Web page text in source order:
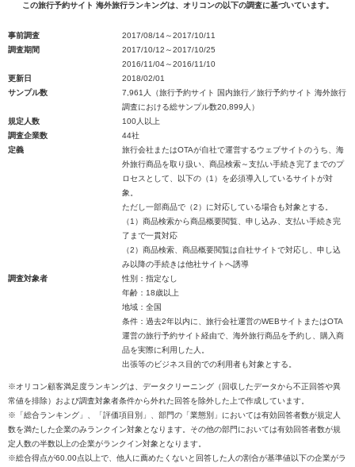
この旅行予約サイト 海外旅行ランキングは、オリコンの以下の調査に基づいています。
事前調査
2017/08/14～2017/10/11
調査期間
2017/10/12～2017/10/25
2016/11/04～2016/11/10
更新日
2018/02/01
サンプル数
7,961人（旅行予約サイト 国内旅行／旅行予約サイト 海外旅行
調査における総サンプル数20,899人）
規定人数
100人以上
調査企業数
44社
定義
旅行会社またはOTAが自社で運営するウェブサイトのうち、海
外旅行商品を取り扱い、商品検索～支払い手続き完了までのプ
ロセスとして、以下の（1）を必須導入しているサイトが対
象。
ただし一部商品で（2）に対応している場合も対象とする。
（1）商品検索から商品概要閲覧、申し込み、支払い手続き完
了まで一貫対応
（2）商品検索、商品概要閲覧は自社サイトで対応し、申し込
み以降の手続きは他社サイトへ誘導
調査対象者
性別：指定なし
年齢：18歳以上
地域：全国
条件：過去2年以内に、旅行会社運営のWEBサイトまたはOTA
運営の旅行予約サイト経由で、海外旅行商品を予約し、購入商
品を実際に利用した人。
出張等のビジネス目的での利用者も対象とする。
※オリコン顧客満足度ランキングは、データクリーニング（回収したデータから不正回答や異
常値を排除）および調査対象者条件から外れた回答を除外した上で作成しています。
※「総合ランキング」、「評価項目別」、部門の「業態別」においては有効回答者数が規定人
数を満たした企業のみランクイン対象となります。その他の部門においては有効回答者数が規
定人数の半数以上の企業がランクイン対象となります。
※総合得点が60.00点以上で、他人に薦めたくないと回答した人の割合が基準値以下の企業がラ